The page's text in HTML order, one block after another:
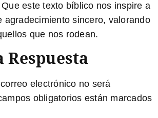
este texto bíblico nos inspire a
agradecimiento sincero, valorando
que nos rodean.
Respuesta
electrónico no será
obligatorios están marcados